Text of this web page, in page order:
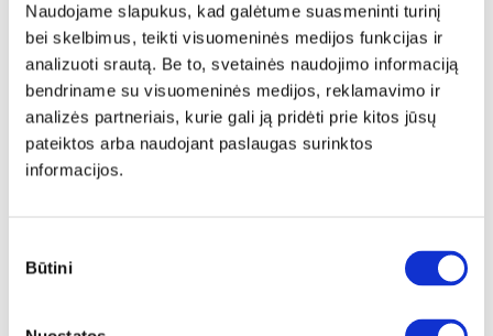
Naudojame slapukus, kad galėtume suasmeninti turinį
bei skelbimus, teikti visuomeninės medijos funkcijas ir
analizuoti srautą. Be to, svetainės naudojimo informaciją
bendriname su visuomeninės medijos, reklamavimo ir
analizės partneriais, kurie gali ją pridėti prie kitos jūsų
pateiktos arba naudojant paslaugas surinktos
informacijos.
pasirinkimas
Būtini
Išmatavimai: